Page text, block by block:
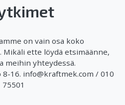
on vain osa koko
ette löydä etsimäänne,
meihin yhteydessä.
16. info@kraftmek.com / 010
75501